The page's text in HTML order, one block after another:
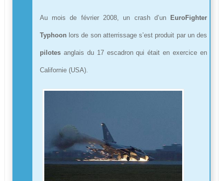
Au mois de février 2008, un crash d’un EuroFighter
Typhoon lors de son atterrissage s’est produit par un des
pilotes anglais du 17 escadron qui était en exercice en
Californie (USA).